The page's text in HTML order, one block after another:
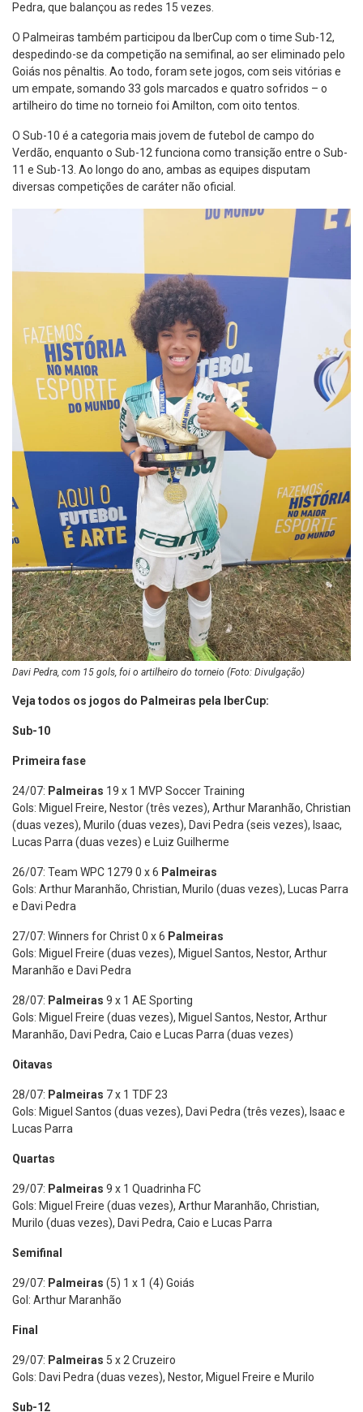
Pedra, que balançou as redes 15 vezes.
O Palmeiras também participou da IberCup com o time Sub-12,
despedindo-se da competição na semifinal, ao ser eliminado pelo
Goiás nos pênaltis. Ao todo, foram sete jogos, com seis vitórias e
um empate, somando 33 gols marcados e quatro sofridos – o
artilheiro do time no torneio foi Amilton, com oito tentos.
O Sub-10 é a categoria mais jovem de futebol de campo do
Verdão, enquanto o Sub-12 funciona como transição entre o Sub-
11 e Sub-13. Ao longo do ano, ambas as equipes disputam
diversas competições de caráter não oficial.
Davi Pedra, com 15 gols, foi o artilheiro do torneio (Foto: Divulgação)
Veja todos os jogos do Palmeiras pela IberCup:
Sub-10
Primeira fase
24/07: Palmeiras 19 x 1 MVP Soccer Training
Gols: Miguel Freire, Nestor (três vezes), Arthur Maranhão, Christian
(duas vezes), Murilo (duas vezes), Davi Pedra (seis vezes), Isaac,
Lucas Parra (duas vezes) e Luiz Guilherme
26/07: Team WPC 1279 0 x 6 Palmeiras
Gols: Arthur Maranhão, Christian, Murilo (duas vezes), Lucas Parra
e Davi Pedra
27/07: Winners for Christ 0 x 6 Palmeiras
Gols: Miguel Freire (duas vezes), Miguel Santos, Nestor, Arthur
Maranhão e Davi Pedra
28/07: Palmeiras 9 x 1 AE Sporting
Gols: Miguel Freire (duas vezes), Miguel Santos, Nestor, Arthur
Maranhão, Davi Pedra, Caio e Lucas Parra (duas vezes)
Oitavas
28/07: Palmeiras 7 x 1 TDF 23
Gols: Miguel Santos (duas vezes), Davi Pedra (três vezes), Isaac e
Lucas Parra
Quartas
29/07: Palmeiras 9 x 1 Quadrinha FC
Gols: Miguel Freire (duas vezes), Arthur Maranhão, Christian,
Murilo (duas vezes), Davi Pedra, Caio e Lucas Parra
Semifinal
29/07: Palmeiras (5) 1 x 1 (4) Goiás
Gol: Arthur Maranhão
Final
29/07: Palmeiras 5 x 2 Cruzeiro
Gols: Davi Pedra (duas vezes), Nestor, Miguel Freire e Murilo
Sub-12